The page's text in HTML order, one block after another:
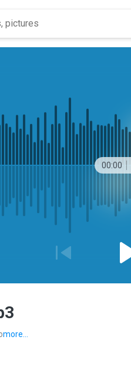
00:00
more...